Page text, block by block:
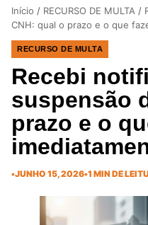
Início / RECURSO DE MULTA /
CNH: qual o prazo e o que
RECURSO DE MULTA
Recebi
suspensão
prazo e o
•JUNHO 15, 2026•1 MIN DE